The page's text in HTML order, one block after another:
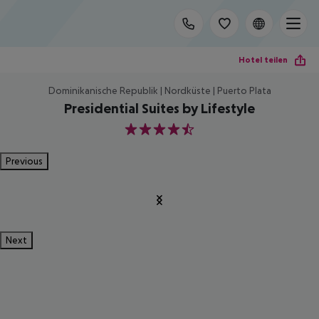
Hotel teilen
Dominikanische Republik | Nordküste | Puerto Plata
Presidential Suites by Lifestyle
4.5
Previous
Next